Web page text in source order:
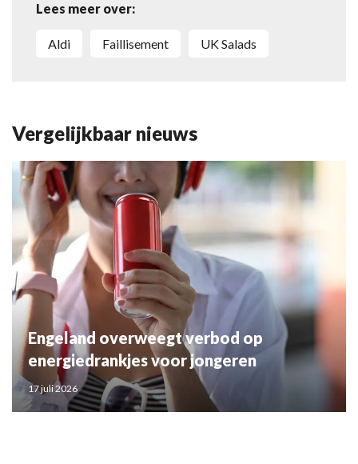
Lees meer over:
Aldi faillisement UK Salads
Vergelijkbaar nieuws
Engeland overweegt verbod op
energiedrankjes voor jongeren
17 juli 2026